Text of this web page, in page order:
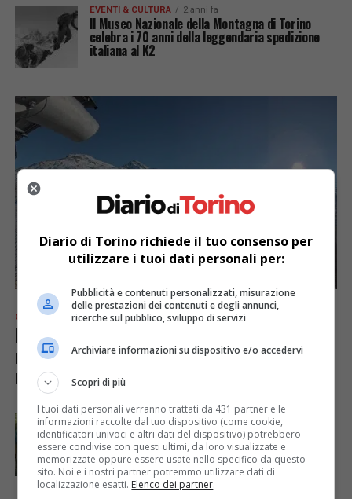
EVENTI & CULTURA 2 anni fa
Il Museo Nazionale della Montagna di Torino
celebra i 70 anni della leggendaria spedizione
italiana al K2
CRONACA & ATTUALITÀ 4 anni fa
Epifania con temperature assurde in
montagna: sulla neve col
maglioncino
EVENTI & CULTURA 4 anni fa
MONTAGNA DOC, la rassegna chiude con
l’emozionante documentario «Sul sentiero blu»
di Gabriele Vacis
Diario di Torino richiede il tuo consenso per
utilizzare i tuoi dati personali per:
Pubblicità e contenuti personalizzati, misurazione
delle prestazioni dei contenuti e degli annunci,
ricerche sul pubblico, sviluppo di servizi
Archiviare informazioni su dispositivo e/o accedervi
Scopri di più
I tuoi dati personali verranno trattati da 431 partner e le
informazioni raccolte dal tuo dispositivo (come cookie,
identificatori univoci e altri dati del dispositivo) potrebbero
essere condivise con questi ultimi, da loro visualizzate e
memorizzate oppure essere usate nello specifico da questo
sito. Noi e i nostri partner potremmo utilizzare dati di
localizzazione esatti. Elenco dei partner.